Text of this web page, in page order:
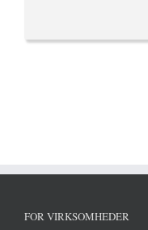
FOR VIRKSOMHEDER